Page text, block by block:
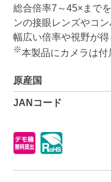
総合倍率7～45×まで
ンの接眼レンズやコ
幅広い倍率や視野が得
※本製品にカメラは付
原産国
JANコード